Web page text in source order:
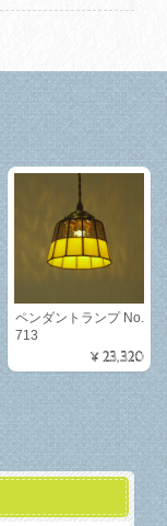
ペンダントランプ No.
713
¥23,320